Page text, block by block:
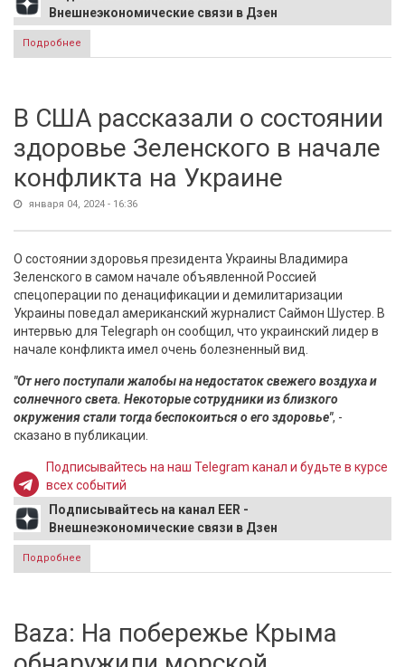
Внешнеэкономические связи в Дзен
Подробнее
«Киевстар»
В США рассказали о состоянии
здоровье Зеленского в начале
конфликта на Украине
января 04, 2024 - 16:36
О состоянии здоровья президента Украины Владимира
Зеленского в самом начале объявленной Россией
спецоперации по денацификации и демилитаризации
Украины поведал американский журналист Саймон Шустер. В
интервью для Telegraph он сообщил, что украинский лидер в
начале конфликта имел очень болезненный вид.
"От него поступали жалобы на недостаток свежего воздуха и
солнечного света. Некоторые сотрудники из близкого
окружения стали тогда беспокоиться о его здоровье", -
сказано в публикации.
Подписывайтесь на наш Telegram канал и будьте в курсе
всех событий
Подписывайтесь на канал EER -
Внешнеэкономические связи в Дзен
Подробнее
начале конфликта на Украине
Baza: На побережье Крыма